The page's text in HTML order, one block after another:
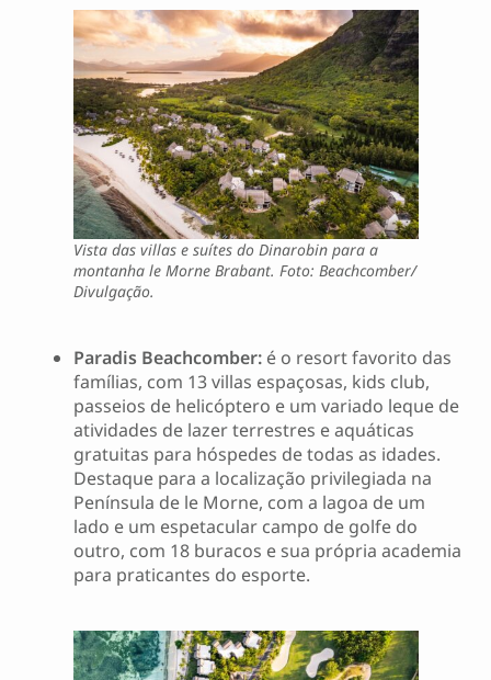
Vista das villas e suítes do Dinarobin para a
montanha le Morne Brabant. Foto: Beachcomber/
Divulgação.
Paradis Beachcomber:é o resort favorito das
famílias, com 13 villas espaçosas, kids club,
passeios de helicóptero e um variado leque de
atividades de lazer terrestres e aquáticas
gratuitas para hóspedes de todas as idades.
Destaque para a localização privilegiada na
Península de le Morne, com a lagoa de um
lado e um espetacular campo de golfe do
outro, com 18 buracos e sua própria academia
para praticantes do esporte.